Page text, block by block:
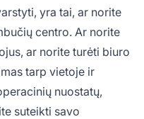
yra tai, ar norite
centro. Ar norite
ar norite turėti biuro
tarp vietoje ir
nuostatų,
suteikti savo